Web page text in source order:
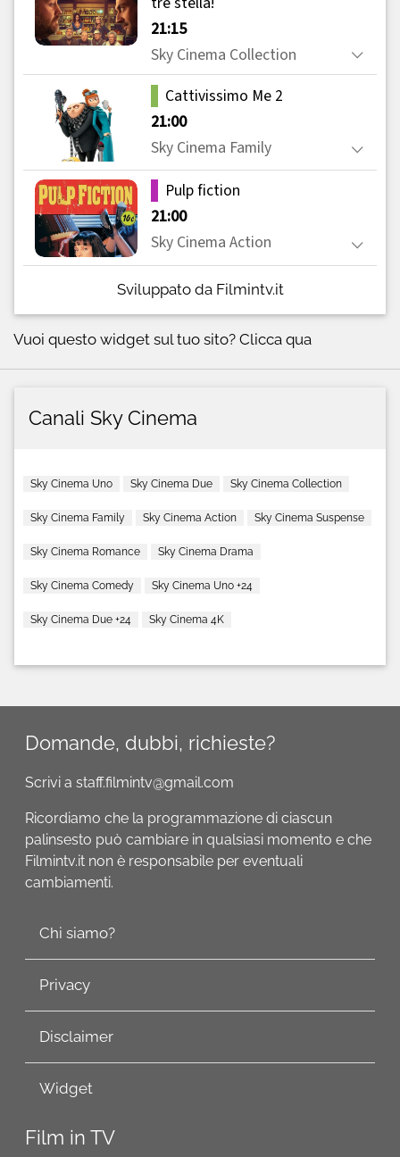
Sviluppato da Filmintv.it
Vuoi questo widget sul tuo sito? Clicca qua
Canali Sky Cinema
Sky Cinema Uno Sky Cinema Due Sky Cinema Collection
Sky Cinema Family Sky Cinema Action Sky Cinema Suspense
Sky Cinema Romance Sky Cinema Drama
Sky Cinema Comedy Sky Cinema Uno +24
Sky Cinema Due +24 Sky Cinema 4K
Domande, dubbi, richieste?
Scrivi a staff.filmintv@gmail.com
Ricordiamo che la programmazione di ciascun
palinsesto può cambiare in qualsiasi momento e che
Filmintv.it non è responsabile per eventuali
cambiamenti.
Chi siamo?
Privacy
Disclaimer
Widget
Film in TV